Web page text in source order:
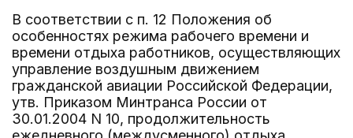
В соответствии с п. 12 Положения об
особенностях режима рабочего времени и
времени отдыха работников, осуществляющих
управление воздушным движением
гражданской авиации Российской Федерации,
утв. Приказом Минтранса России от
30.01.2004 N 10, продолжительность